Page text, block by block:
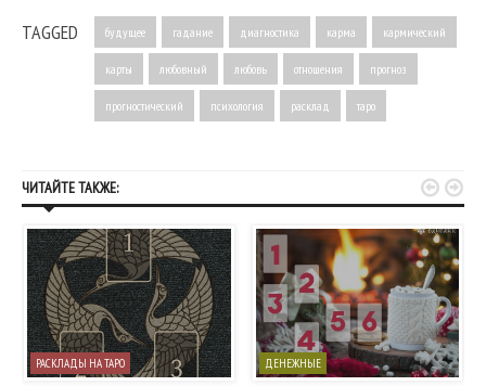
TAGGED будущее гадание диагностика карма кармический
карты любовный любовь отношения прогноз
прогностический психология расклад таро
ЧИТАЙТЕ ТАКЖЕ:
РАСКЛАДЫ НА ТАРО ДЕНЕЖНЫЕ
 